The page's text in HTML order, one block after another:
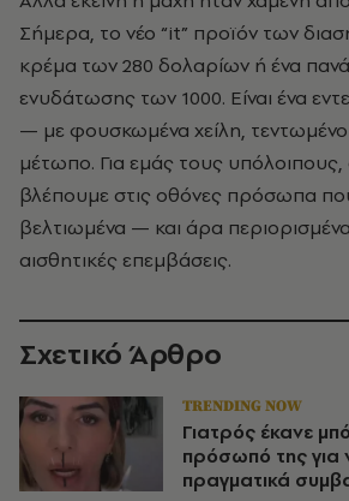
Σήμερα, το νέο “it” προϊόν των
κρέμα των 280 δολαρίων ή ένα
ενυδάτωσης των 1000. Είναι ένα
— με φουσκωμένα χείλη, τεντωμένο
μέτωπο. Για εμάς τους υπόλοιπους,
βλέπουμε στις οθόνες πρόσωπα
βελτιωμένα — και άρα
αισθητικές επεμβάσεις.
Σχετικό Άρθρο
TRENDING NOW
Γιατρός έκανε
πρόσωπό της για
πραγματικά